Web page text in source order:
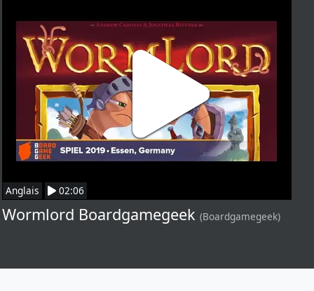
Anglais 02:06
Wormlord Boardgamegeek (Boardgamegeek)